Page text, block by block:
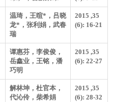
温琦，王暄*，吕晓
龙*，张利娟，武春
瑞
2015 ,35
(6): 16-21
谭惠芬，李俊俊，
岳鑫业，王铭，潘
巧明
2015 ,35
(6): 22-27
解林坤，杜官本，
代沁伶，柴希娟
2015 ,35
(6): 28-32